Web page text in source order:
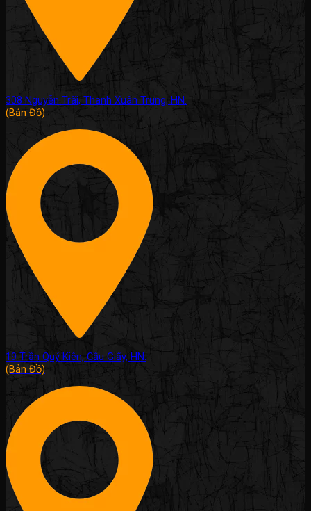
308 Nguyễn Trãi, Thanh Xuân Trung, HN.
(Bản Đồ)
19 Trần Quý Kiên, Cầu Giấy, HN.
(Bản Đồ)